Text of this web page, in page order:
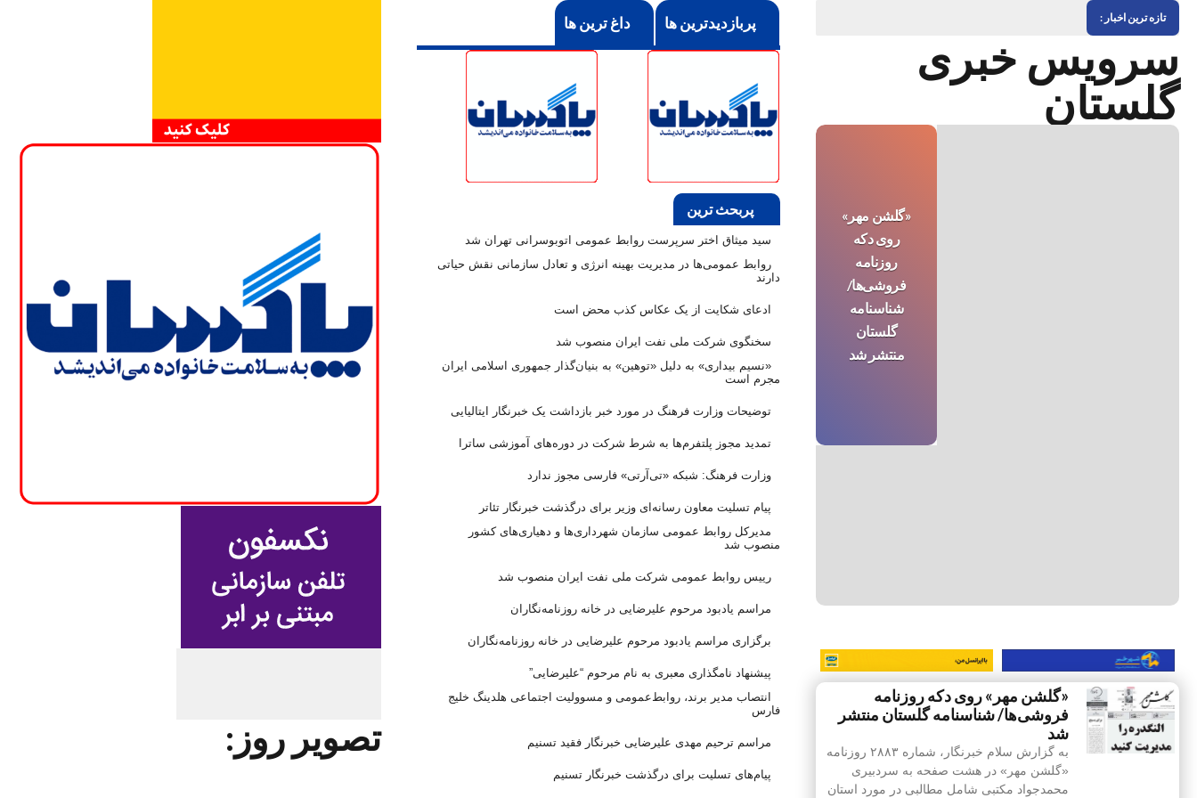
تازه ترین اخبار :
سرویس خبری
گلستان
«گلشن مهر»
روی دکه
روزنامه
فروشی‌ها/
شناسنامه
گلستان
منتشر شد
«گلشن مهر» روی دکه روزنامه
فروشی‌ها/ شناسنامه گلستان منتشر
شد
به گزارش سلام خبرنگار، شماره ۲۸۸۳ روزنامه
«گلشن مهر» در هشت صفحه به سردبیری
محمدجواد مکتبی شامل مطالبی در مورد استان
پربازدیدترین ها داغ ترین ها
پربحث ترین
سید میثاق اختر سرپرست روابط عمومی اتوبوسرانی تهران شد
روابط عمومی‌ها در مدیریت بهینه انرژی و تعادل سازمانی نقش حیاتی
دارند
ادعای شکایت از یک عکاس کذب محض است
سخنگوی شرکت ملی نفت ایران منصوب شد
«نسیم بیداری» به دلیل «توهین» به بنیان‌گذار جمهوری اسلامی ایران
مجرم است
توضیحات وزارت فرهنگ در مورد خبر بازداشت یک خبرنگار ایتالیایی
تمدید مجوز پلتفرم‌ها به شرط شرکت در دوره‌های آموزشی ساترا
وزارت فرهنگ: شبکه «تی‌آرتی» فارسی مجوز ندارد
پیام تسلیت معاون رسانه‌ای وزیر برای درگذشت خبرنگار تئاتر
مدیرکل روابط عمومی سازمان شهرداری‌ها و دهیاری‌های کشور منصوب
شد
رییس روابط عمومی شرکت ملی نفت ایران منصوب شد
مراسم یادبود مرحوم علیرضایی در خانه روزنامه‌نگاران
برگزاری مراسم یادبود مرحوم علیرضایی در خانه روزنامه‌نگاران
پیشنهاد نامگذاری معبری به نام مرحوم “علیرضایی”
انتصاب مدیر برند، روابط‌عمومی و مسوولیت اجتماعی هلدینگ خلیج
فارس
مراسم ترحیم مهدی علیرضایی خبرنگار فقید تسنیم
پیام‌های تسلیت برای درگذشت خبرنگار تسنیم
تصویر روز: